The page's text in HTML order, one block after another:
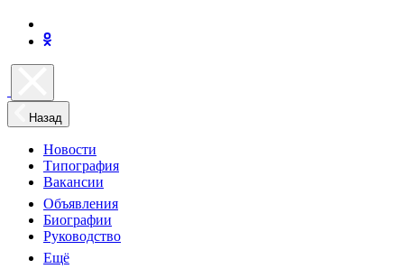
Назад
Новости
Типография
Вакансии
Объявления
Биографии
Руководство
Ещё